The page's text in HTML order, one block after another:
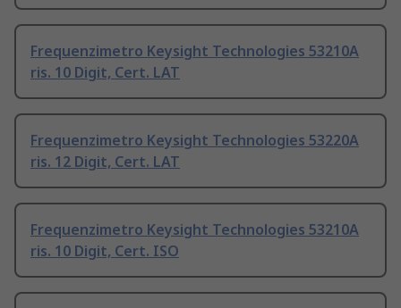
Frequenzimetro Keysight Technologies 53210A
ris. 10 Digit, Cert. LAT
Frequenzimetro Keysight Technologies 53220A
ris. 12 Digit, Cert. LAT
Frequenzimetro Keysight Technologies 53210A
ris. 10 Digit, Cert. ISO